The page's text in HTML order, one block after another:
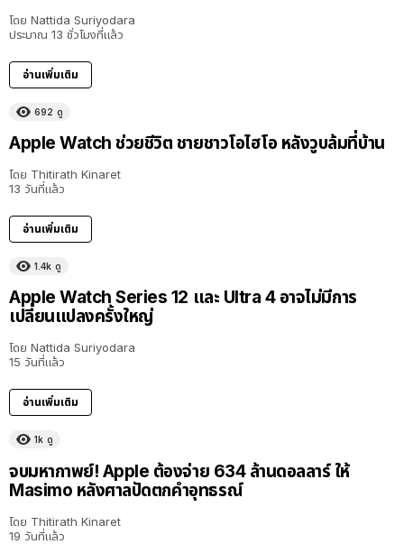
โดย Nattida Suriyodara
ประมาณ 13 ชั่วโมงที่แล้ว
อ่านเพิ่มเติม
692 ดู
Apple Watch ช่วยชีวิต ชายชาวโอไฮโอ หลังวูบล้มที่บ้าน
โดย Thitirath Kinaret
13 วันที่แล้ว
อ่านเพิ่มเติม
1.4k ดู
Apple Watch Series 12 และ Ultra 4 อาจไม่มีการ
เปลี่ยนแปลงครั้งใหญ่
โดย Nattida Suriyodara
15 วันที่แล้ว
อ่านเพิ่มเติม
1k ดู
จบมหากาพย์! Apple ต้องจ่าย 634 ล้านดอลลาร์ ให้
Masimo หลังศาลปัดตกคำอุทธรณ์
โดย Thitirath Kinaret
19 วันที่แล้ว